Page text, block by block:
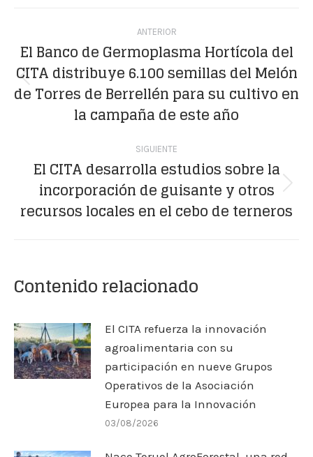
Navegación
entre
publicaciones
ANTERIOR
Publicación
anterior:
El Banco de Germoplasma Hortícola del
CITA distribuye 6.100 semillas del Melón
de Torres de Berrellén para su cultivo en
la campaña de este año
SIGUIENTE
Publicación
siguiente:
El CITA desarrolla estudios sobre la
incorporación de guisante y otros
recursos locales en el cebo de terneros
Contenido relacionado
El CITA refuerza la innovación
agroalimentaria con su
participación en nueve Grupos
Operativos de la Asociación
Europea para la Innovación
03/08/2026